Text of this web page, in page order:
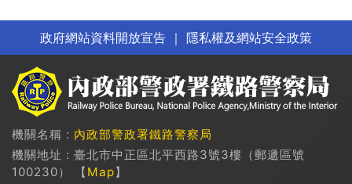
政府網站資料開放宣告 ｜ 隱私權及網站安全政策
機關名稱 : 內政部警政署鐵路警察局
機關地址 : 臺北市中正區北平西路3號3樓（郵遞區號
100230） 【 Map】